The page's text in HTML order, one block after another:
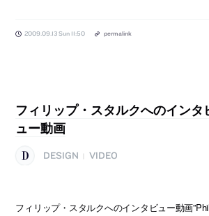
2009.09.13 Sun 11:50 permalink
フィリップ・スタルクへのインタ
ュー動画
DESIGN VIDEO
フィリップ・スタルクへのインタビュー動画